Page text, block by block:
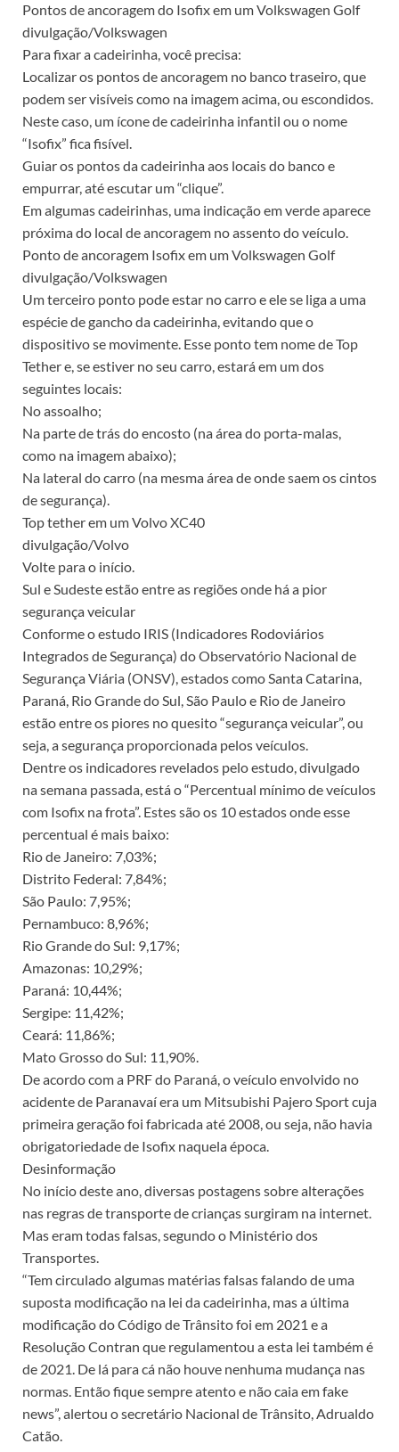
Pontos de ancoragem do Isofix em um Volkswagen Golf
divulgação/Volkswagen
Para fixar a cadeirinha, você precisa:
Localizar os pontos de ancoragem no banco traseiro, que
podem ser visíveis como na imagem acima, ou escondidos.
Neste caso, um ícone de cadeirinha infantil ou o nome
“Isofix” fica fisível.
Guiar os pontos da cadeirinha aos locais do banco e
empurrar, até escutar um “clique”.
Em algumas cadeirinhas, uma indicação em verde aparece
próxima do local de ancoragem no assento do veículo.
Ponto de ancoragem Isofix em um Volkswagen Golf
divulgação/Volkswagen
Um terceiro ponto pode estar no carro e ele se liga a uma
espécie de gancho da cadeirinha, evitando que o
dispositivo se movimente. Esse ponto tem nome de Top
Tether e, se estiver no seu carro, estará em um dos
seguintes locais:
No assoalho;
Na parte de trás do encosto (na área do porta-malas,
como na imagem abaixo);
Na lateral do carro (na mesma área de onde saem os cintos
de segurança).
Top tether em um Volvo XC40
divulgação/Volvo
Volte para o início.
Sul e Sudeste estão entre as regiões onde há a pior
segurança veicular
Conforme o estudo IRIS (Indicadores Rodoviários
Integrados de Segurança) do Observatório Nacional de
Segurança Viária (ONSV), estados como Santa Catarina,
Paraná, Rio Grande do Sul, São Paulo e Rio de Janeiro
estão entre os piores no quesito “segurança veicular”, ou
seja, a segurança proporcionada pelos veículos.
Dentre os indicadores revelados pelo estudo, divulgado
na semana passada, está o “Percentual mínimo de veículos
com Isofix na frota”. Estes são os 10 estados onde esse
percentual é mais baixo:
Rio de Janeiro: 7,03%;
Distrito Federal: 7,84%;
São Paulo: 7,95%;
Pernambuco: 8,96%;
Rio Grande do Sul: 9,17%;
Amazonas: 10,29%;
Paraná: 10,44%;
Sergipe: 11,42%;
Ceará: 11,86%;
Mato Grosso do Sul: 11,90%.
De acordo com a PRF do Paraná, o veículo envolvido no
acidente de Paranavaí era um Mitsubishi Pajero Sport cuja
primeira geração foi fabricada até 2008, ou seja, não havia
obrigatoriedade de Isofix naquela época.
Desinformação
No início deste ano, diversas postagens sobre alterações
nas regras de transporte de crianças surgiram na internet.
Mas eram todas falsas, segundo o Ministério dos
Transportes.
“Tem circulado algumas matérias falsas falando de uma
suposta modificação na lei da cadeirinha, mas a última
modificação do Código de Trânsito foi em 2021 e a
Resolução Contran que regulamentou a esta lei também é
de 2021. De lá para cá não houve nenhuma mudança nas
normas. Então fique sempre atento e não caia em fake
news”, alertou o secretário Nacional de Trânsito, Adrualdo
Catão.